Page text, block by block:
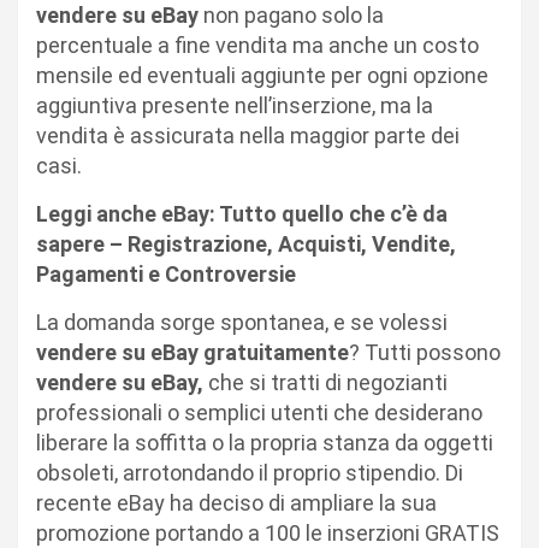
vendere su eBay non pagano solo la
percentuale a fine vendita ma anche un costo
mensile ed eventuali aggiunte per ogni opzione
aggiuntiva presente nell’inserzione, ma la
vendita è assicurata nella maggior parte dei
casi.
Leggi anche eBay: Tutto quello che c’è da
sapere – Registrazione, Acquisti, Vendite,
Pagamenti e Controversie
La domanda sorge spontanea, e se volessi
vendere su eBay gratuitamente? Tutti possono
vendere su eBay, che si tratti di negozianti
professionali o semplici utenti che desiderano
liberare la soffitta o la propria stanza da oggetti
obsoleti, arrotondando il proprio stipendio. Di
recente eBay ha deciso di ampliare la sua
promozione portando a 100 le inserzioni GRATIS